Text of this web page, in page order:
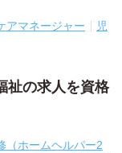
アマネージャー
児
祉の求人を資格
（ホームヘルパー2